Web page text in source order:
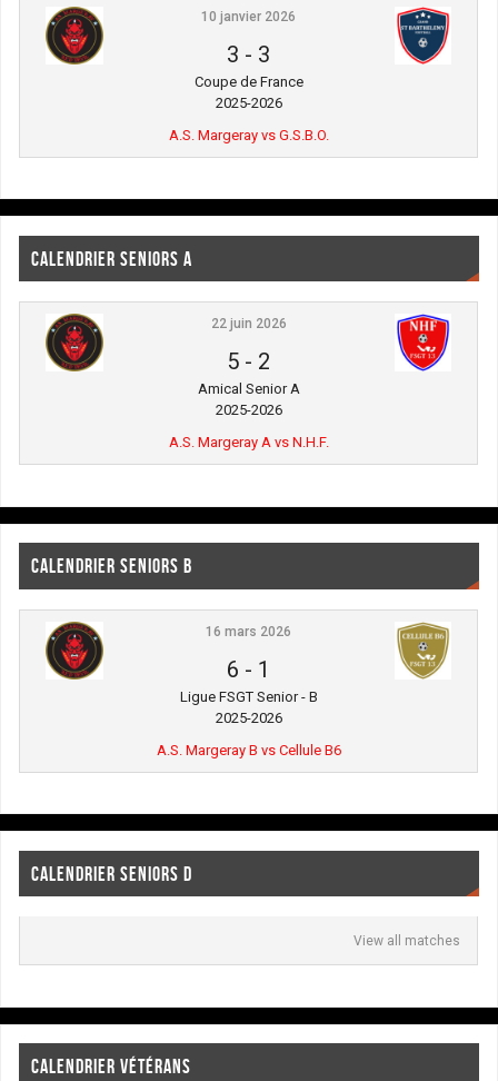
10 janvier 2026
3 - 3
Coupe de France
2025-2026
A.S. Margeray vs G.S.B.O.
CALENDRIER SENIORS A
22 juin 2026
5 - 2
Amical Senior A
2025-2026
A.S. Margeray A vs N.H.F.
CALENDRIER SENIORS B
16 mars 2026
6 - 1
Ligue FSGT Senior - B
2025-2026
A.S. Margeray B vs Cellule B6
CALENDRIER SENIORS D
View all matches
CALENDRIER VÉTÉRANS